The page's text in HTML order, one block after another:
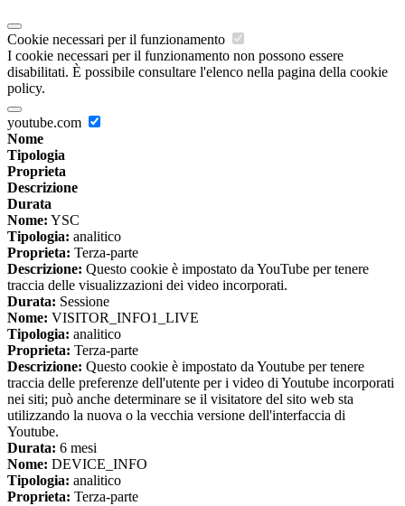
Cookie necessari per il funzionamento
I cookie necessari per il funzionamento non possono essere
disabilitati. È possibile consultare l'elenco nella pagina della cookie
policy.
youtube.com
Nome
Tipologia
Proprieta
Descrizione
Durata
Nome: YSC
Tipologia: analitico
Proprieta: Terza-parte
Descrizione: Questo cookie è impostato da YouTube per tenere
traccia delle visualizzazioni dei video incorporati.
Durata: Sessione
Nome: VISITOR_INFO1_LIVE
Tipologia: analitico
Proprieta: Terza-parte
Descrizione: Questo cookie è impostato da Youtube per tenere
traccia delle preferenze dell'utente per i video di Youtube incorporati
nei siti; può anche determinare se il visitatore del sito web sta
utilizzando la nuova o la vecchia versione dell'interfaccia di
Youtube.
Durata: 6 mesi
Nome: DEVICE_INFO
Tipologia: analitico
Proprieta: Terza-parte